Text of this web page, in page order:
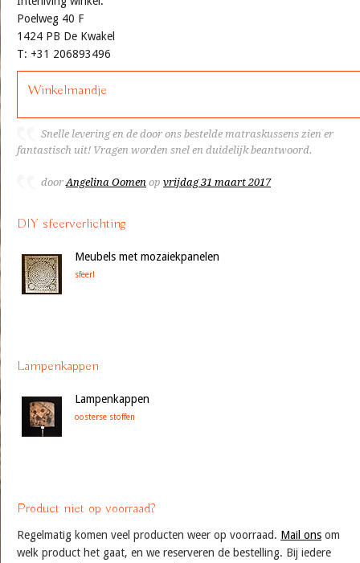
Poelweg 40 F
1424 PB De Kwakel
T: +31 206893496
Winkelmandje
Snelle levering en de door ons bestelde matraskussens zien er
fantastisch uit! Vragen worden snel en duidelijk beantwoord.
doorAngelina Oomen op vrijdag 31 maart 2017
DIY sfeerverlichting
Meubels met mozaiekpanelen
sfeer!
Lampenkappen
Lampenkappen
oosterse stoffen
Product niet op voorraad?
Regelmatig komen veel producten weer op voorraad. Mail ons om
welk product het gaat, en we reserveren de bestelling. Bij iedere